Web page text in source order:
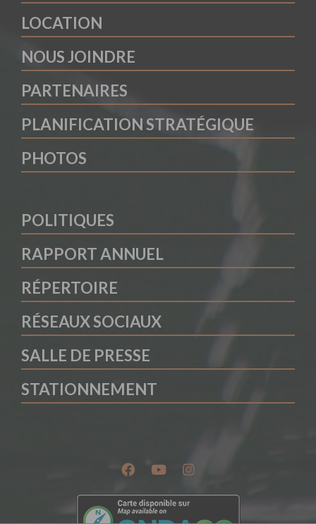
LOCATION
NOUS JOINDRE
PARTENAIRES
PLANIFICATION STRATÉGIQUE
PHOTOS
POLITIQUES
RAPPORT ANNUEL
RÉPERTOIRE
RÉSEAUX SOCIAUX
SALLE DE PRESSE
STATIONNEMENT